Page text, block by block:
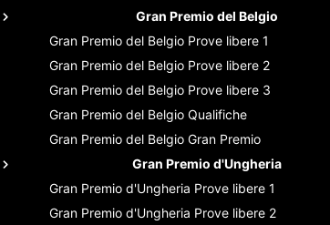
Gran Premio del Belgio
Gran Premio del Belgio Prove libere 1
Gran Premio del Belgio Prove libere 2
Gran Premio del Belgio Prove libere 3
Gran Premio del Belgio Qualifiche
Gran Premio del Belgio Gran Premio
Gran Premio d'Ungheria
Gran Premio d'Ungheria Prove libere 1
Gran Premio d'Ungheria Prove libere 2